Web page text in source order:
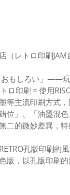
（レトロ印刷
もしろい」——
ロ印刷 = 使用
等主流印刷方式
位」、「油墨混
二的微妙差異，
孔版印刷的
版，以孔版印刷